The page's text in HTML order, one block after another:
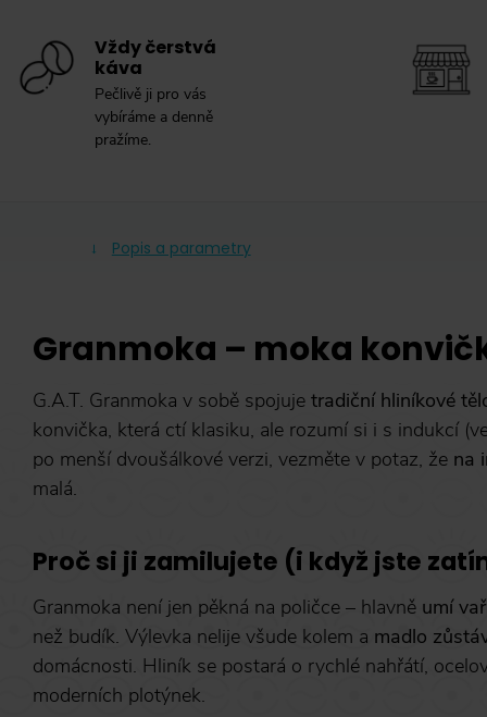
Vždy čerstvá
káva
Pečlivě ji pro vás
vybíráme a denně
pražíme.
Popis a parametry
Granmoka – moka
G.A.T. Granmoka v sobě spojuje tradiční hliníkové
konvička, která ctí klasiku, ale rozumí si i s indukcí
po menší dvoušálkové verzi, vezměte v potaz, že na
malá.
Proč si ji zamilujete (i když jste
Granmoka není jen pěkná na poličce – hlavně umí
než budík. Výlevka nelije všude kolem a madlo
domácnosti. Hliník se postará o rychlé nahřátí,
moderních plotýnek.